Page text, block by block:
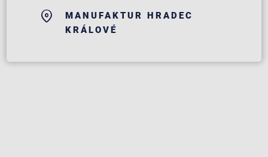
MANUFAKTUR HRADEC
KRÁLOVÉ